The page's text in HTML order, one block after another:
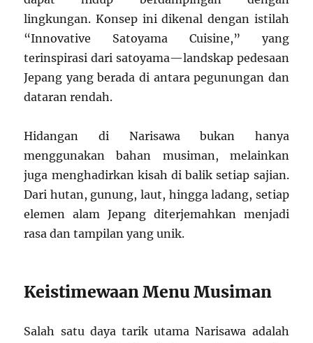
lingkungan. Konsep ini dikenal dengan istilah
“Innovative Satoyama Cuisine,” yang
terinspirasi dari satoyama—landskap pedesaan
Jepang yang berada di antara pegunungan dan
dataran rendah.
Hidangan di Narisawa bukan hanya
menggunakan bahan musiman, melainkan
juga menghadirkan kisah di balik setiap sajian.
Dari hutan, gunung, laut, hingga ladang, setiap
elemen alam Jepang diterjemahkan menjadi
rasa dan tampilan yang unik.
Keistimewaan Menu Musiman
Salah satu daya tarik utama Narisawa adalah